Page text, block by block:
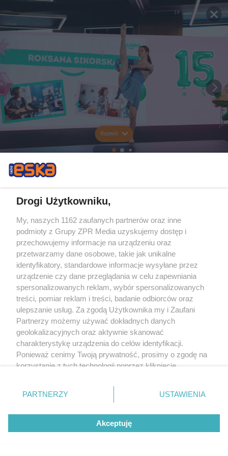
Rozwiń
Drogi Użytkowniku,
My, naszych 1162 zaufanych partnerów oraz inne
podmioty z Grupy ZPR Media uzyskujemy dostęp i
przechowujemy informacje na urządzeniu oraz
przetwarzamy dane osobowe, takie jak unikalne
identyfikatory, standardowe informacje wysyłane przez
urządzenie czy dane przeglądania w celu zapewniania
spersonalizowanych reklam, wybór spersonalizowanych
treści, pomiar reklam i treści, badanie odbiorców oraz
ulepszanie usług. Za zgodą Użytkownika my i Zaufani
Partnerzy możemy używać dokładnych danych
geolokalizacyjnych oraz aktywnie skanować
charakterystykę urządzenia do celów identyfikacji.
Ponieważ cenimy Twoją prywatność, prosimy o zgodę na
korzystanie z tych technologii poprzez kliknięcie
zmienić/wycofać klikając przycisk ustawień prywatności
znajdujący się w lewym dolnym rogu strony
rodzaje przetwarzania danych nie wymagają zgody
użytkownika, ale masz prawo sprzeciwić się takiemu
przetwarzaniu. Preferencje będą miały zastosowanie tylko
PARTNERZY USTAWIENIA
Akceptuję